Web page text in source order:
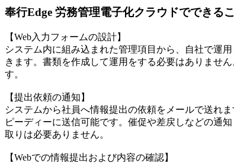
奉行Edge 労務管理電子化クラウドでできる
【Web入力フォームの設計】
システム内に組み込まれた管理項目から、自社で運
きます。書類を作成して運用をする必要はありませ
す。
【提出依頼の通知】
システムから社員へ情報提出の依頼をメールで送れ
ピーディーに送信可能です。催促や差戻しなどの通
取りは必要ありません。
【Webでの情報提出および内容の確認】